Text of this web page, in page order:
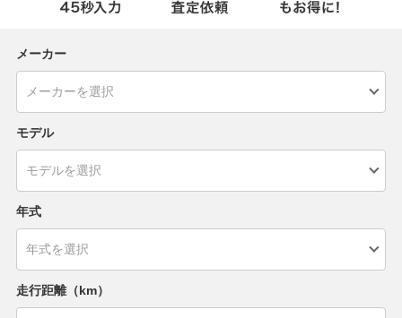
メーカー
モデル
年式
走行距離（km）